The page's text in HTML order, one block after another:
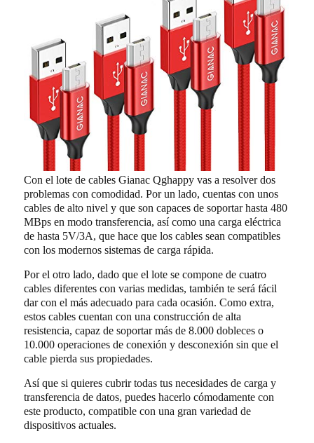
Con el lote de cables Gianac Qghappy vas a resolver dos
problemas con comodidad. Por un lado, cuentas con unos
cables de alto nivel y que son capaces de soportar hasta 480
MBps en modo transferencia, así como una carga eléctrica
de hasta 5V/3A, que hace que los cables sean compatibles
con los modernos sistemas de carga rápida.
Por el otro lado, dado que el lote se compone de cuatro
cables diferentes con varias medidas, también te será fácil
dar con el más adecuado para cada ocasión. Como extra,
estos cables cuentan con una construcción de alta
resistencia, capaz de soportar más de 8.000 dobleces o
10.000 operaciones de conexión y desconexión sin que el
cable pierda sus propiedades.
Así que si quieres cubrir todas tus necesidades de carga y
transferencia de datos, puedes hacerlo cómodamente con
este producto, compatible con una gran variedad de
dispositivos actuales.